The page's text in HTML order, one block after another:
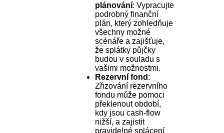
plánování: Vypracujte
podrobný finanční
plán, který zohledňuje
všechny možné
scénáře a zajišťuje,
že splátky půjčky
budou v souladu s
vašimi možnostmi.
Rezervní fond :
Zřizování rezervního
fondu může pomoci
překlenout období,
kdy jsou cash-flow
nižší, a zajistit
pravidelné splácení